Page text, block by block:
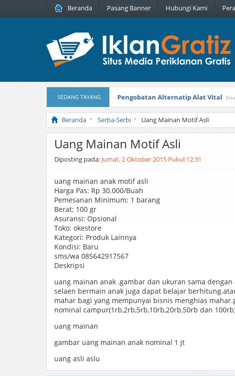
Beranda Pasang Banner Hubungi Kami
SEDANG TAYANG Pengobatan Alternatip Alat Vital
Pita Cantik Pesona Diterbitkan pada,
Beranda Serba-Serbi Uang Mainan Motif Asli
Uang Mainan Motif Asli
Diposting pada: Jumat, 2 Oktober 2015 Pukul 12:31
uang mainan anak motif asli
Harga Pas: Rp 30.000/Buah
Pemesanan Minimum: 1 barang
Berat: 100 gr
Asuransi: Opsional
Toko: okestore
Kategori: Produk Lainnya
Kondisi: Baru
sms/wa 085642917567
Deskripsi
uang mainan anak .gambar dan ukuran sama dengan
selaen bermain anak juga dapat belajar
mahar bagi yang mempunyai bisnis menghias
nominal campur(1rb,2rb,5rb,10rb,20rb,50rb dan
uang mainan
gambar uang mainan anak nominal 1 jt
uang asli aslu